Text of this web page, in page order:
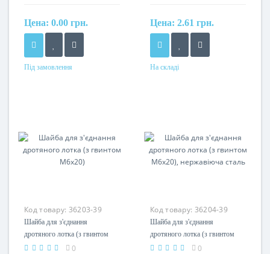
Цена: 0.00 грн.
Під замовлення
Цена: 2.61 грн.
На складі
Код товару: 36203-39
Шайба для з'єднання
дротяного лотка (з гвинтом
M6x20)
0
Код товару: 36204-39
Шайба для з'єднання
дротяного лотка (з гвинтом
M6x20), нержавіюча сталь
0